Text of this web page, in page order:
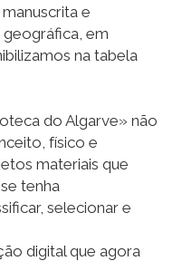
e
em
na tabela
do Algarve» não
físico e
materiais que
tenha
selecionar e
digital que agora